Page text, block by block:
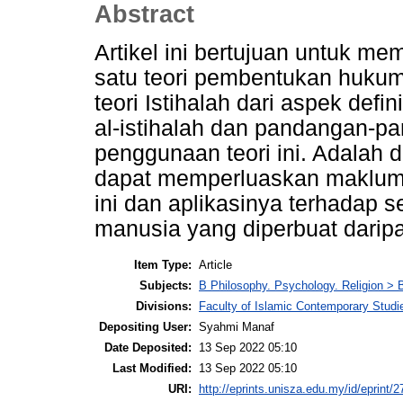
Abstract
Artikel ini bertujuan untuk
satu teori pembentukan
teori Istihalah dari aspek
al-istihalah dan pandangan-
penggunaan teori ini. Adalah
dapat memperluaskan
ini dan aplikasinya terhadap
manusia yang diperbuat
Item Type: Article
Subjects:
B Philosophy. Psychology. Religion >
Divisions:
Faculty of Islamic Contemporary
Depositing User: Syahmi Manaf
Date Deposited:
13 Sep 2022 05:10
Last Modified:
13 Sep 2022 05:10
URI:
http://eprints.unisza.edu.my/id/eprint/